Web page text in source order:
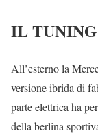
IL
All’esterno la
versione ibrida di
parte elettrica ha
della berlina